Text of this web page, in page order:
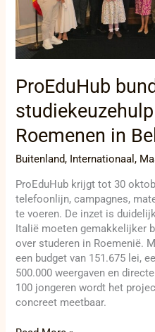
ProEduHub
Roemenen in
Buitenland, Internationaal,
ProEduHub krijgt tot 30
telefoonlijn, campagnes,
te voeren. De inzet is
Italië moeten gemakkelijker
over studeren in Roemenië.
een budget van 151.675 lei,
500.000 weergaven en
100 jongeren wordt het
concreet meetbaar.
België
en
Italië